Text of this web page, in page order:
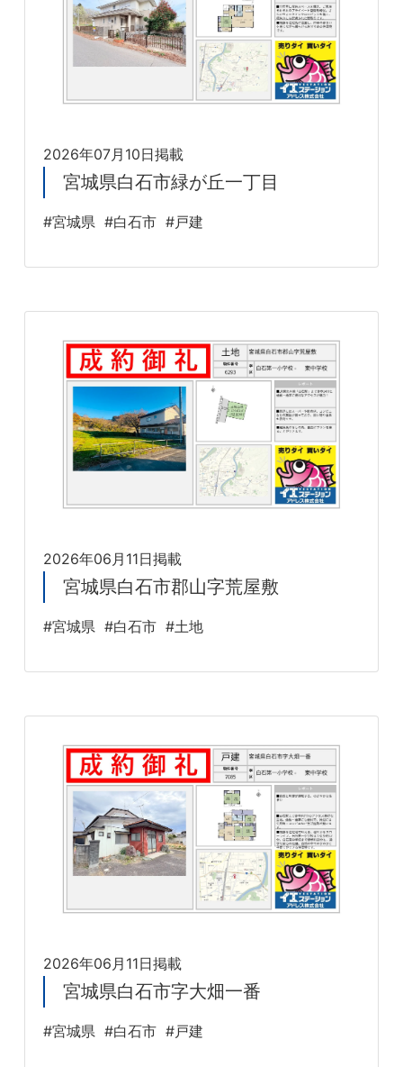
2026年07月10日掲載
宮城県白石市緑が丘一丁目
#宮城県 #白石市 #戸建
2026年06月11日掲載
宮城県白石市郡山字荒屋敷
#宮城県 #白石市 #土地
2026年06月11日掲載
宮城県白石市字大畑一番
#宮城県 #白石市 #戸建